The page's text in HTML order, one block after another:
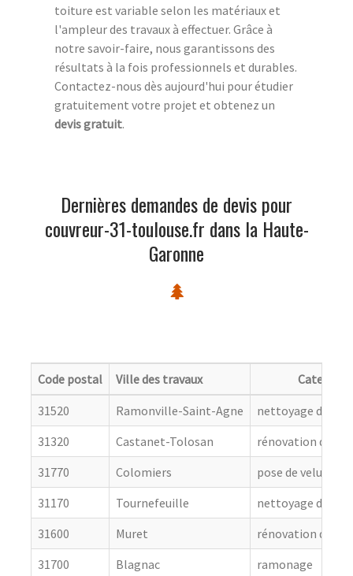
toiture est variable selon les matériaux et
l'ampleur des travaux à effectuer. Grâce à
notre savoir-faire, nous garantissons des
résultats à la fois professionnels et durables.
Contactez-nous dès aujourd'hui pour étudier
gratuitement votre projet et obtenez un
devis gratuit.
Dernières demandes de devis pour
couvreur-31-toulouse.fr dans la Haute-
Garonne
Code postal Ville des travaux
Categorie
31520
Ramonville-Saint-Agne
nettoyage de
31320
Castanet-Tolosan
rénovation de
31770
Colomiers
pose de velux
31170
Tournefeuille
nettoyage de
31600
Muret
rénovation de
31700
Blagnac
ramonage